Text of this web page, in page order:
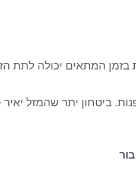
המתאים יכולה לתת
ביטחון יתר שהמזל יאיר